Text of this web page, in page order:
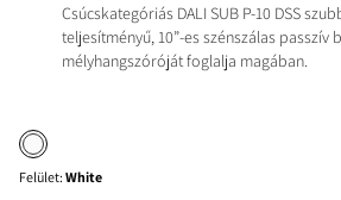
Csúcskategóriás DALI SUB P-10 DSS
teljesítményű, 10”-es szénszálas passzív
mélyhangszóróját foglalja magában.
Felület: White